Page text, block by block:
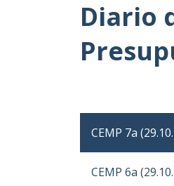
Diario
CEMP 7a
CEMP 6a